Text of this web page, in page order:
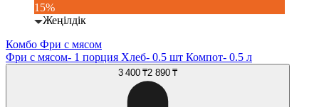
15%
Жеңілдік
Комбо Фри с мясом
Фри с мясом- 1 порция Хлеб- 0.5 шт Компот- 0.5 л
3 400 ₸2 890 ₸